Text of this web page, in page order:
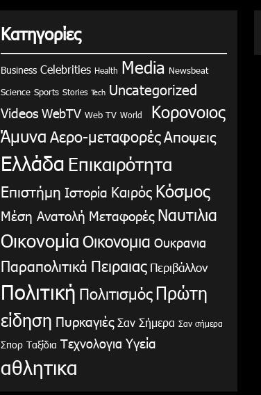
Κατηγορίες
Business Celebrities Health Media Newsbeat
Science Sports Stories Tech Uncategorized
Videos WebTV Web TV World
Κορονοιος
Άμυνα Αερο-μεταφορέςΑποψεις
Ελλάδα Επικαιρότητα
Επιστήμη Ιστορία Καιρός Κόσμος
Μέση Ανατολή Μεταφορές Ναυτιλια
Οικονομία Οικονομια Ουκρανια
Παραπολιτικά Πειραιας Περιβάλλον
Πολιτική Πολιτισμός Πρώτη
είδηση Πυρκαγιές Σαν Σήμερα Σαν σήμερα
Σπορ Ταξίδια Τεχνολογια Υγεία
αθλητικα